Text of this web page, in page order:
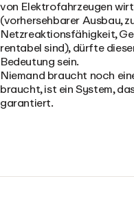
von Elektrofahrzeugen
(vorhersehbarer Ausbau,
Netzreaktionsfähigkeit,
rentabel sind), dürfte
Bedeutung sein.
Niemand braucht noch
braucht, ist ein System,
garantiert.